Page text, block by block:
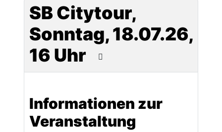
SB Citytour,
Sonntag, 18.07.26,
16 Uhr
Informationen zur
Veranstaltung